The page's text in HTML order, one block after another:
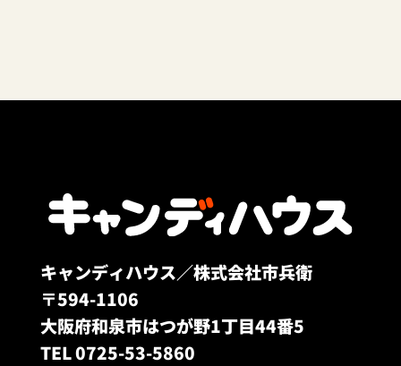
キャンディハウス／株式会社市兵衛
〒594-1106
大阪府和泉市はつが野1丁目44番5
TEL 0725-53-5860